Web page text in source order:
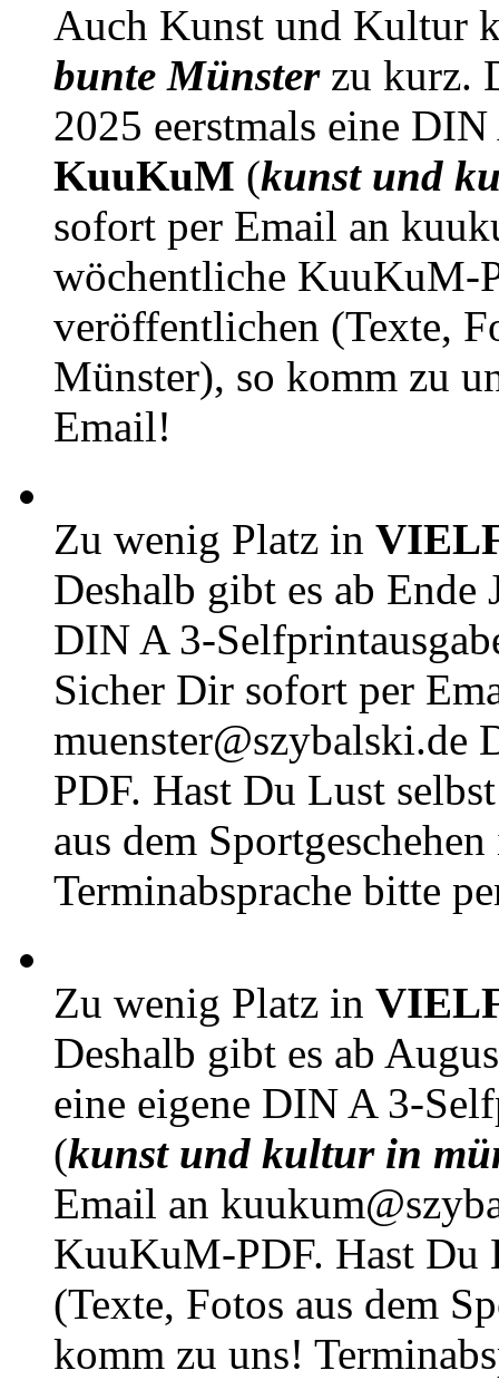
Auch Kunst und Kultur
bunte Münsterzu kurz.
2025 eerstmals eine
KuuKuM (kunst und
sofort per Email an
wöchentliche KuuKuM-
veröffentlichen (Texte,
Münster), so komm zu
Email!
Zu wenig Platz in
Deshalb gibt es ab Ende
DIN A 3-
Sicher Dir sofort per
muenster@szybalski.de
PDF. Hast Du Lust
aus dem
Terminabsprache bitte
Zu wenig Platz in
Deshalb gibt es ab
eine eigene DIN A 3-
(kunst und kultur in
Email an
KuuKuM-PDF. Hast Du
(Texte, Fotos aus dem
komm zu uns!